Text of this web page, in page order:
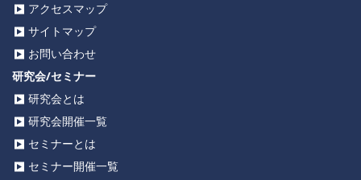
アクセスマップ
サイトマップ
お問い合わせ
研究会/セミナー
研究会とは
研究会開催一覧
セミナーとは
セミナー開催一覧